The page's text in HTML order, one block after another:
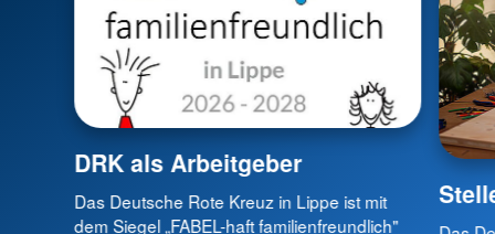
DRK als Arbeitgeber
Das Deutsche Rote Kreuz in Lippe ist mit
dem Siegel „FABEL-haft familienfreundlich"